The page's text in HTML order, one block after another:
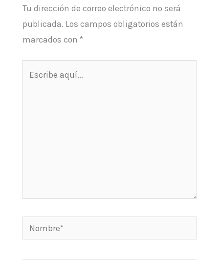
Tu dirección de correo electrónico no será
publicada. Los campos obligatorios están
marcados con *
Nombre*